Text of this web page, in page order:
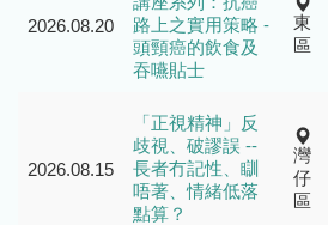
2026.08.20
路上之實用策略 -
頭頸癌的飲食及
吞嚥貼士
東
區
2026.08.15
「正視精神」反
歧視、破謬誤 --
長者冇記性、瞓
唔著、情緒低落
點算？
灣
仔
區